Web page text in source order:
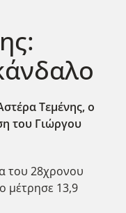
Τεμένης, ο
του Γιώργου
του 28χρονου
μέτρησε 13,9